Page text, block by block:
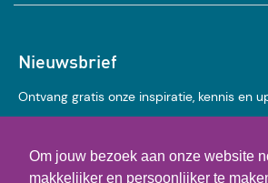
Om jouw bezoek aan onze website
makkelijker en persoonlijker te
Nieuwsbrief
Ontvang gratis onze inspiratie, kennis en
voor onze nieuwsbrief:
Achternaam